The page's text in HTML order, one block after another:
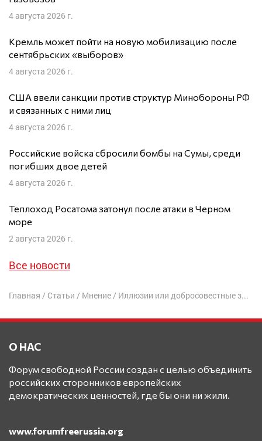
4 августа 2026 г.
Кремль может пойти на новую мобилизацию после
сентябрьских «выборов»
4 августа 2026 г.
США ввели санкции против структур Минобороны РФ
и связанных с ними лиц
4 августа 2026 г.
Российские войска сбросили бомбы на Сумы, среди
погибших двое детей
4 августа 2026 г.
Теплоход Росатома затонул после атаки в Черном
море
2 августа 2026 г.
Все новости
Главная / Статьи / Мнение/ Иллюзии или добросовестные заблуждения?
О НАС
Форум свободной России создан с целью объединить
российских сторонников европейских
демократических ценностей, где бы они ни жили.
www.forumfreerussia.org